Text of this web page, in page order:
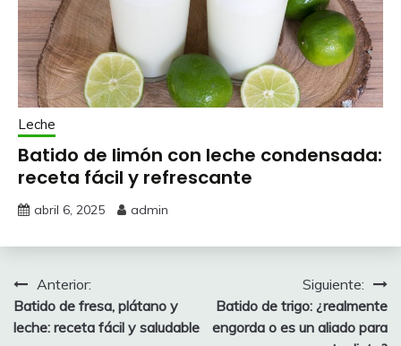
Leche
Batido de limón con leche condensada:
receta fácil y refrescante
abril 6, 2025 admin
Navegación
de
Anterior:
Batido de fresa, plátano y
leche: receta fácil y saludable
Siguiente:
Batido de trigo: ¿realmente
engorda o es un aliado para